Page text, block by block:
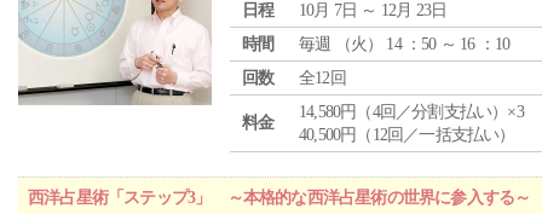
日程
10月 7日 ～ 12月 23日
時間
毎週 （火 ） 14 ：50 ～ 16 ：10
回数
全12回
料金
14,580円（4回／分割支払い）×3
40,500円（12回／一括支払い）
西洋占星術「ステップ3」 ～本格的な西洋占星術の世界に参入する～